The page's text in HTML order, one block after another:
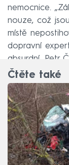
nemocnice.
nouze, což
místě
dopravní
absurdní. Petr
Čtěte také